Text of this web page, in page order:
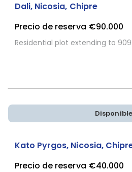
Dali, Nicosia, Chipre
Precio de reserva €90.000
Residential plot extending to 909
Disponible
Kato Pyrgos, Nicosia,
Precio de reserva €40.000